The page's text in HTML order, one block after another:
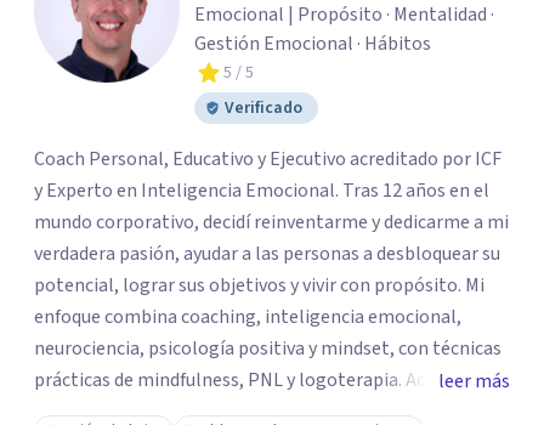
Emocional | Propósito · Mentalidad ·
Gestión Emocional · Hábitos
5 / 5
Verificado
Coach Personal, Educativo y Ejecutivo acreditado por ICF
y Experto en Inteligencia Emocional. Tras 12 años en el
mundo corporativo, decidí reinventarme y dedicarme a mi
verdadera pasión, ayudar a las personas a desbloquear su
potencial, lograr sus objetivos y vivir con propósito. Mi
enfoque combina coaching, inteligencia emocional,
neurociencia, psicología positiva y mindset, con técnicas
prácticas de mindfulness, PNL y logoterapia. Acompaño a
personas en procesos de cambio personal y emocional
leer más